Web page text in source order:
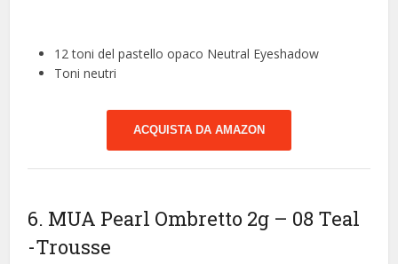
12 toni del pastello opaco Neutral Eyeshadow
Toni neutri
ACQUISTA DA AMAZON
6. MUA Pearl Ombretto 2g – 08 Teal
-Trousse